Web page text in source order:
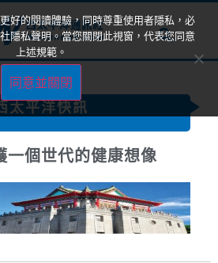
太平洋快訊
一個世代的健康想像
好的閱讀體驗，同時尊重使用者隱私，必
隱私聲明。當您關閉此視窗，代表您同意
上述規範。
同意並關閉